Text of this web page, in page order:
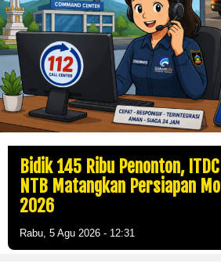
Bidik 145 Ribu Penonton,
NTB Matangkan Persiapan
2026
Rabu, 5 Agu 2026 - 12:31